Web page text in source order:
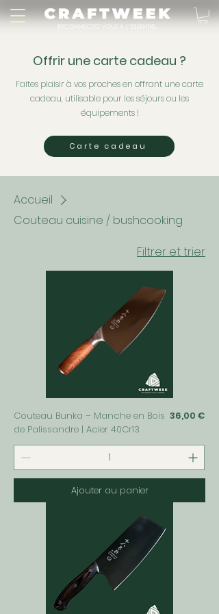
Offrir une carte cadeau ?
Faites plaisir à vos proches en offrant une carte
cadeau, utilisable pour les séjours ou les
équipements !
Carte cadeau
Accueil
Couteau cuisine / bushcooking
Filtrer et trier
Couteau Bunka – Manche en Bois
de Palissandre | Acier 40Cr13
Prix
36,00 €
Ajouter au panier